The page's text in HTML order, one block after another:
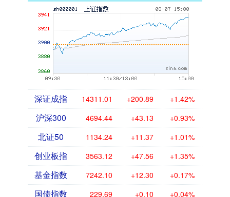
深证成指 14311.01 +200.89 +1.42%
沪深300 4694.44 +43.13 +0.93%
北证50 1134.24 +11.37 +1.01%
创业板指 3563.12 +47.56 +1.35%
基金指数 7242.10 +12.30 +0.17%
国债指数 229.69 +0.10 +0.04%